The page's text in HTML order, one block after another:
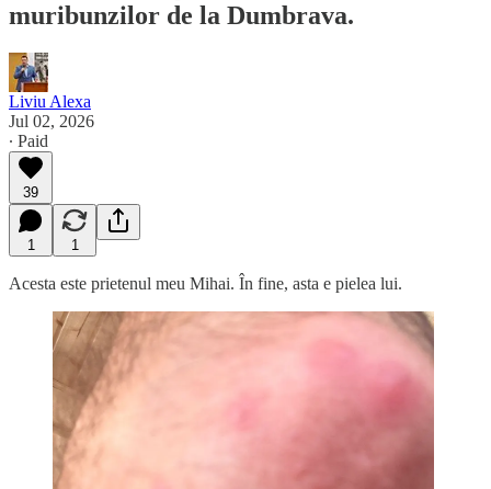
muribunzilor de la Dumbrava.
Liviu Alexa
Jul 02, 2026
∙ Paid
39
1 1
Acesta este prietenul meu Mihai. În fine, asta e pielea lui.